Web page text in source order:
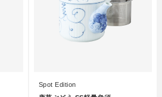
Spot Edition